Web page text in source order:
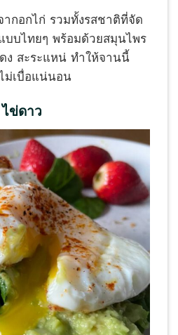
ากอกไก่ รวมทั้งรสชาติที่จัด
บบไทยๆ พร้อมด้วยสมุนไพร
ง สะระแหน่ ทำให้จานนี้
ม่เบื่อแน่นอน
ข่ดาว